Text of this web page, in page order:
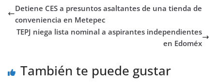
Detiene CES a presuntos asaltantes de una tienda de
conveniencia en Metepec
TEPJ niega lista nominal a aspirantes independientes
en Edoméx
También te puede gustar